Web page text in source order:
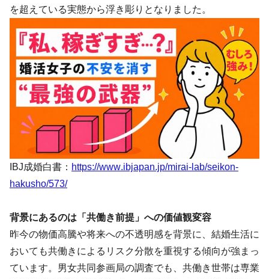
を超えている実態から浮き彫りとなりました。
IBJ成婚白書： https://www.ibjapan.jp/mirai-lab/seikon-
hakusho/573/
背景にあるのは「共働き前提」への価値観変容
昨今の物価高騰や将来への不透明感を背景に、結婚生活に
おいても共働きによるリスク分散を重視する傾向が強まっ
ています。男女共同参画局の調査でも、共働き世帯は専業